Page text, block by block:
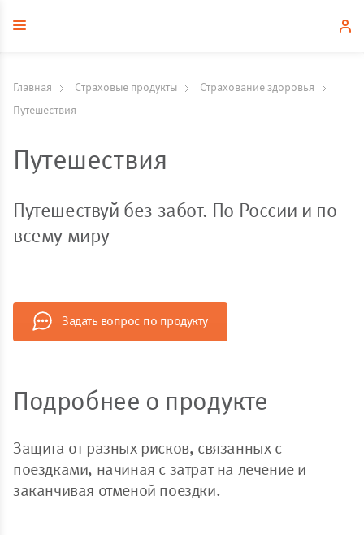
Главная Страховые продукты
Страхование здоровья
Путешествия
Путешествия
Путешествуй без забот. По России и по
всему миру
Задать вопрос по продукту
Подробнее о продукте
Защита от разных рисков, связанных с
поездками, начиная с затрат на лечение и
заканчивая отменой поездки.